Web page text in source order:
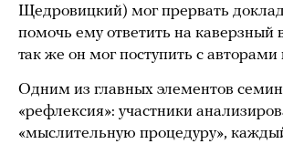
Щедровицкий) мог прервать
помочь ему ответить на каверзный
так же он мог поступить с авторами
Одним из главных элементов
«рефлексия»: участники
«мыслительную процедуру»,